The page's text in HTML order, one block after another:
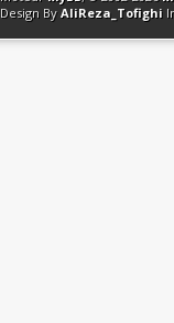
Design By AliReza_Tofighi